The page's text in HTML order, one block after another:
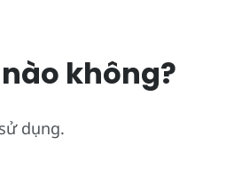
nào không?
dụng.